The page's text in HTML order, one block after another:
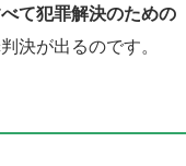
て犯罪解決のための
決が出るのです。